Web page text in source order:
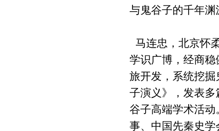
家“一带一
路”发展战
文汇编---鬼谷
是怀柔文化
与鬼谷子的千年
马连忠，北京怀
学识广博，经商
旅开发，系统挖
子演义》，发表多
谷子高端学术活
事、中国先秦史